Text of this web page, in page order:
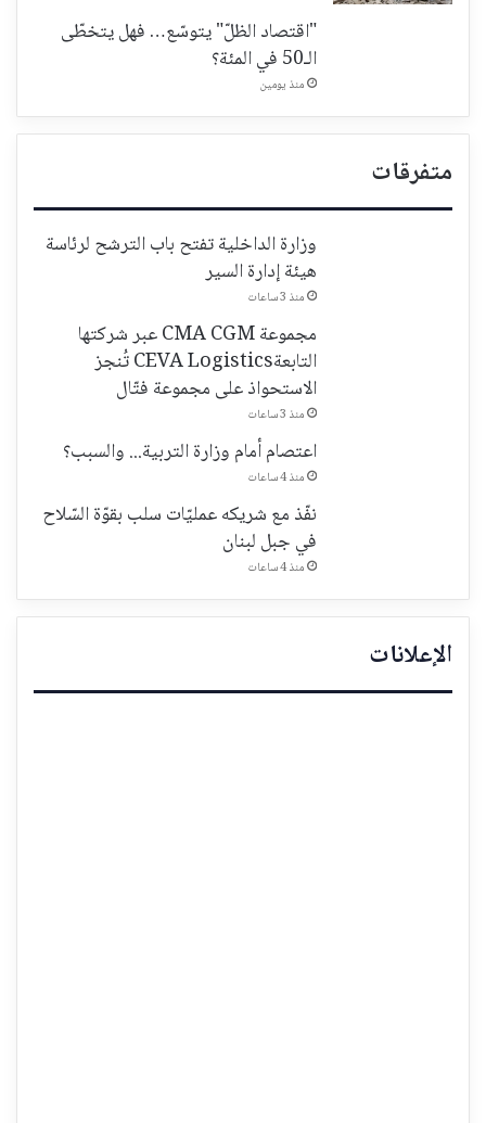
"اقتصاد الظلّ" يتوسّع… فهل يتخطّى
الـ50 في المئة؟
منذ يومين
متفرقات
وزارة الداخلية تفتح باب الترشح لرئاسة
هيئة إدارة السير
منذ 3 ساعات
مجموعة CMA CGM عبر شركتها
التابعةCEVA Logistics تُنجز
الاستحواذ على مجموعة فتّال
منذ 3 ساعات
اعتصام أمام وزارة التربية... والسبب؟
منذ 4 ساعات
نفّذ مع شريكه عمليّات سلب بقوّة السّلاح
في جبل لبنان
منذ 4 ساعات
الإعلانات